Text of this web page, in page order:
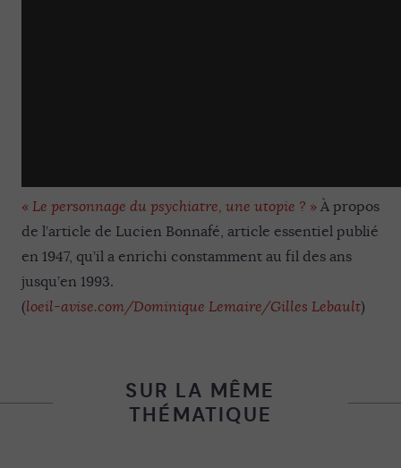
« Le personnage du psychiatre, une utopie ? » À propos
de l’article de Lucien Bonnafé, article essentiel publié
en 1947, qu’il a enrichi constamment au fil des ans
jusqu’en 1993.
(loeil-avise.com/Dominique Lemaire/Gilles Lebault)
SUR LA MÊME
THÉMATIQUE